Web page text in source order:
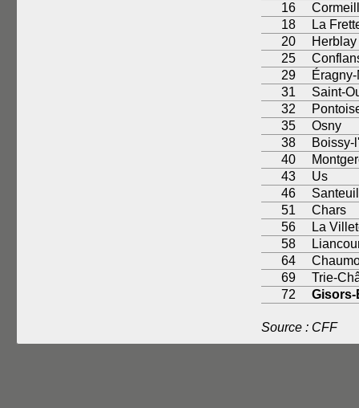
16
18
La
20
Herblay
25
29
31
Saint-
32
35
Osny
38
Boissy-
40
43
Us
46
51
Chars
56
La
58
64
69
Trie-
72
Source : CFF